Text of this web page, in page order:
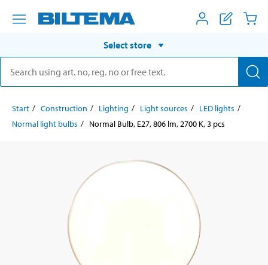
Select store
Start Construction Lighting Light sources
LED lights
Normal light bulbs
Normal Bulb, E27, 806 lm, 2700 K, 3 pcs